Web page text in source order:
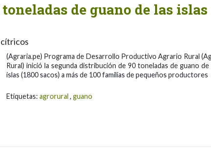
de guano de las islas
cítricos
(Agraria.pe) Programa de Desarrollo Productivo Agrario Rural
Rural) inició la segunda distribución de 90 toneladas de guano de
islas (1800 sacos) a más de 100 familias de pequeños productores
Etiquetas: agrorural , guano